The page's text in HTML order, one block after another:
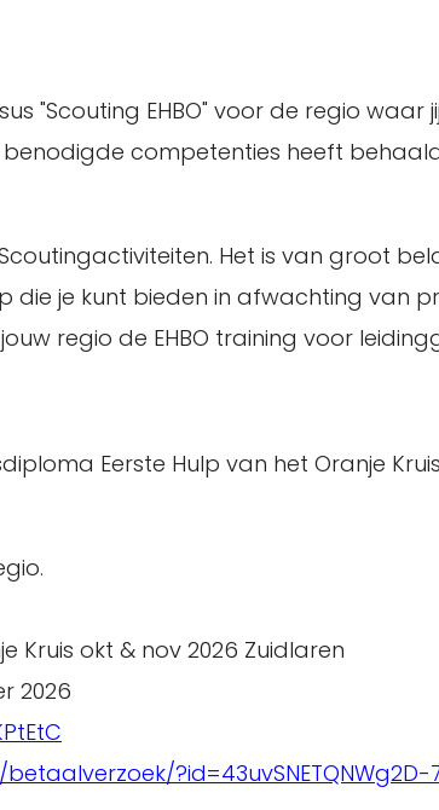
"Scouting EHBO" voor de regio
competenties heeft
Het is van groot
die je kunt bieden in afwachting van
regio de EHBO training voor
Eerste Hulp van het Oranje
Kruis okt & nov 2026 Zuidlaren
2026
?id=43uvSNETQNWg2D-